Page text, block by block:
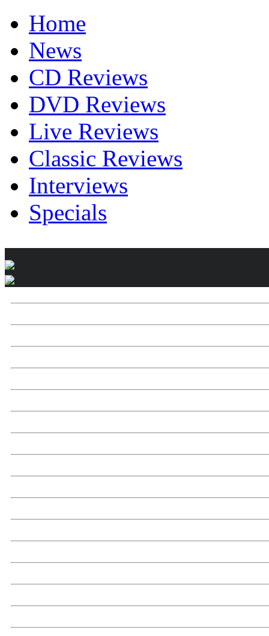
Home
News
CD Reviews
DVD Reviews
Live Reviews
Classic Reviews
Interviews
Specials